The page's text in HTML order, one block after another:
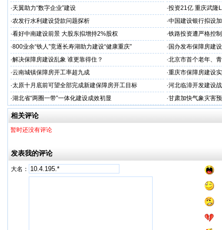
·天翼助力“数字企业”建设 ·投资21亿 重庆武隆
·农发行水利建设贷款问题探析 ·中国建设银行拟设
·看好中南建设前景 大股东拟增持2%股权 ·铁路投资遭严格控
·800业余“铁人”竞逐长寿湖助力建设“健康重庆” · 国办发布保障房建
·解决保障房建设乱象 谁更靠得住？ ·北京市首个老年、
·云南城镇保障房开工率超九成 ·重庆市保障房建设
·太原十月底前可望全部完成新建保障房开工目标 ·河北临漳开发建设
·湖北省“两圈一带”一体化建设成效初显 ·甘肃加快气象灾害
相关评论
暂时还没有评论
发表我的评论
大名：